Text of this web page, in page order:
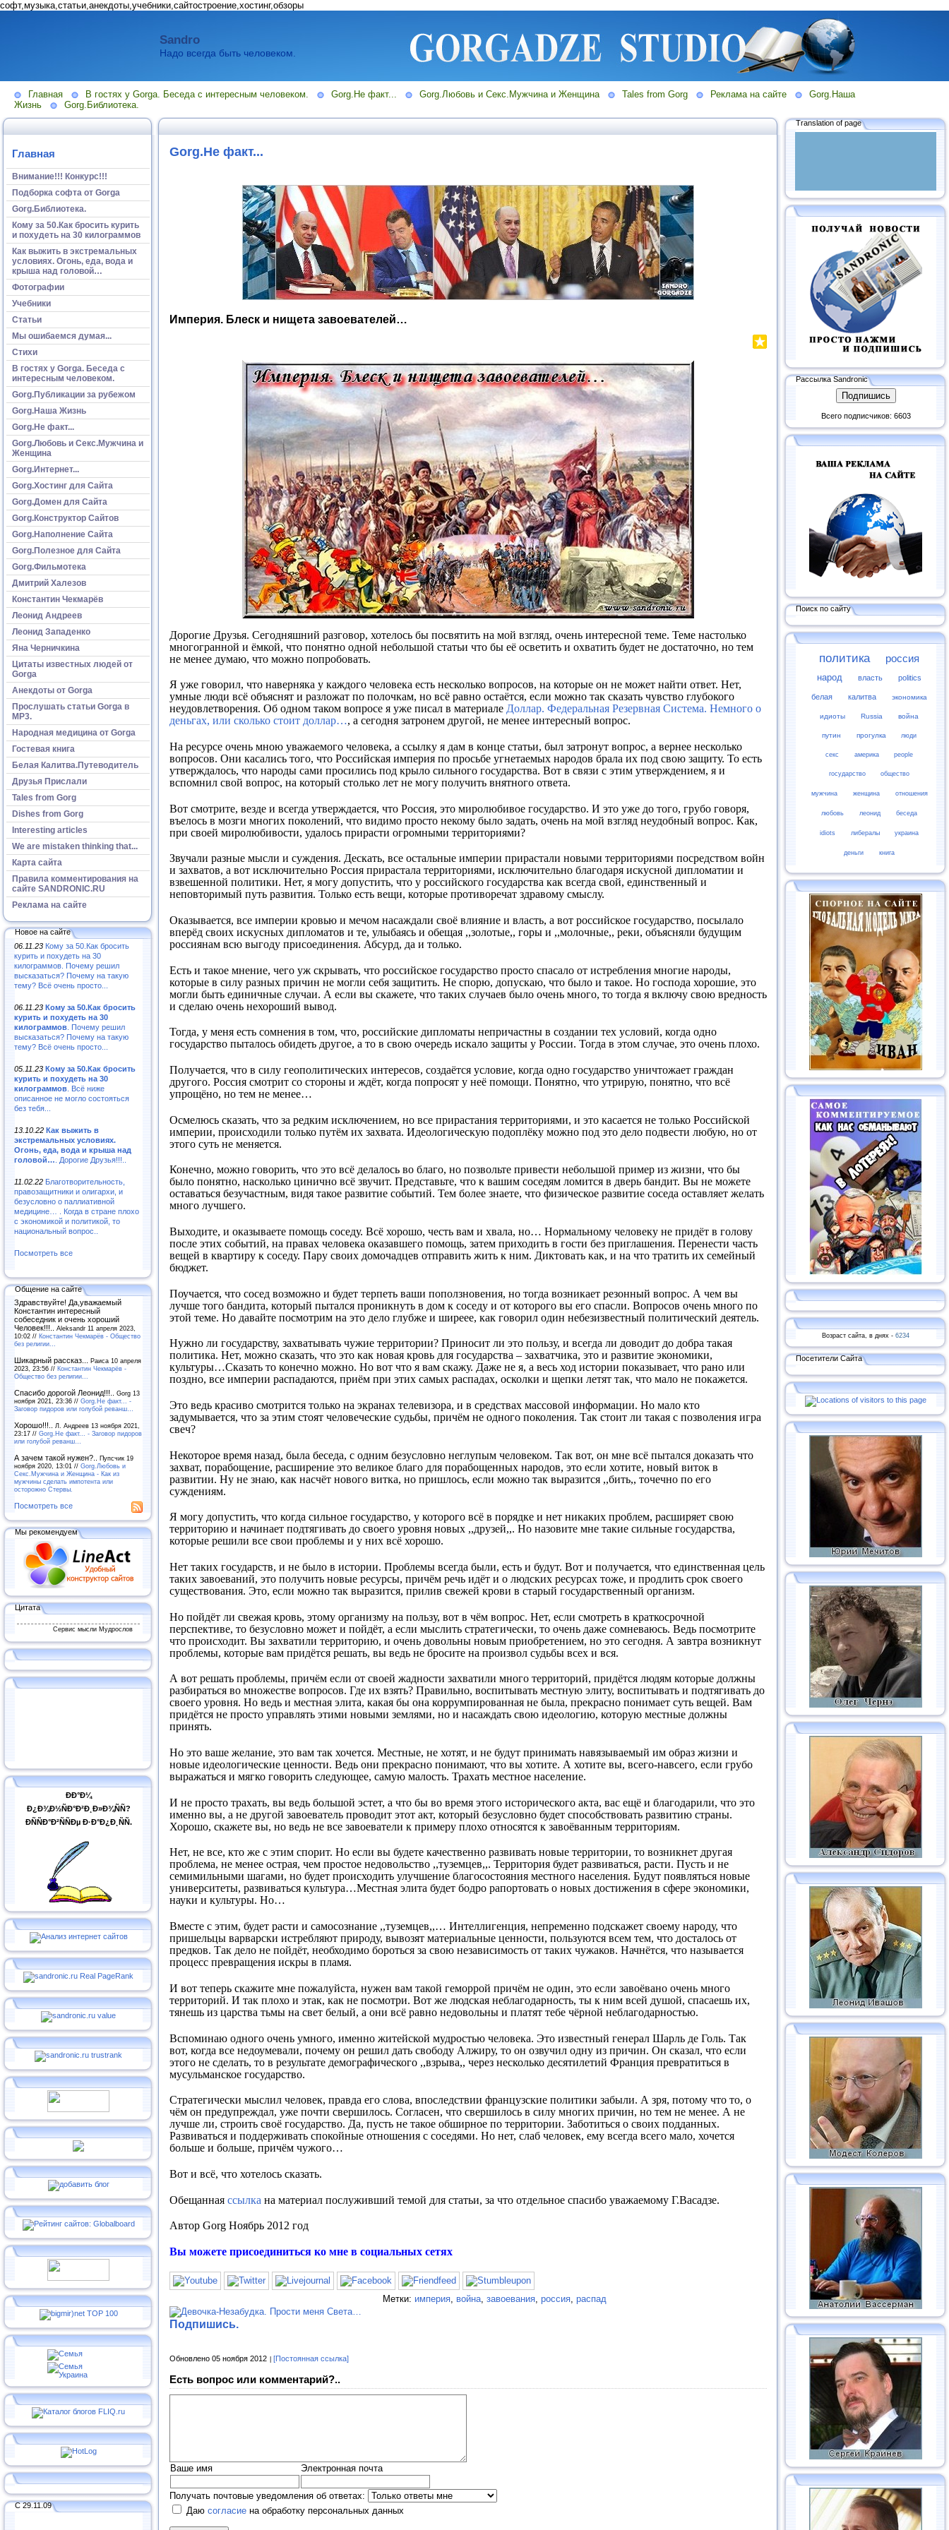
софт,музыка,статьи,анекдоты,учебники,сайтостроение,хостинг,обзоры
Sandro
Надо всегда быть человеком.
Главная В гостях у Gorga. Беседа с интересным человеком. Gorg.Не факт... Gorg.Любовь и Секс.Мужчина и Женщина Tales from Gorg Реклама на сайте
Gorg.Наша
Жизнь
Gorg.Библиотека.
Главная
Внимание!!! Конкурс!!!
Подборка софта от Gorga
Gorg.Библиотека.
Кому за 50.Как бросить курить
и похудеть на 30 килограммов
Как выжить в экстремальных
условиях. Огонь, еда, вода и
крыша над головой…
Фотографии
Учебники
Статьи
Мы ошибаемся думая...
Стихи
В гостях у Gorga. Беседа с
интересным человеком.
Gorg.Публикации за рубежом
Gorg.Наша Жизнь
Gorg.Не факт...
Gorg.Любовь и Секс.Мужчина и
Женщина
Gorg.Интернет...
Gorg.Хостинг для Сайта
Gorg.Домен для Сайта
Gorg.Конструктор Сайтов
Gorg.Наполнение Сайта
Gorg.Полезное для Сайта
Gorg.Фильмотека
Дмитрий Халезов
Константин Чекмарёв
Леонид Андреев
Леонид Западенко
Яна Черничкина
Цитаты известных людей от
Gorga
Анекдоты от Gorga
Прослушать статьи Gorga в
МР3.
Народная медицина от Gorga
Гостевая книга
Белая Калитва.Путеводитель
Друзья Прислали
Tales from Gorg
Dishes from Gorg
Interesting articles
We are mistaken thinking that...
Карта сайта
Правила комментирования на
сайте SANDRONIC.RU
Реклама на сайте
Новое на сайте
06.11.23 Кому за 50.Как бросить
курить и похудеть на 30
килограммов. Почему решил
высказаться? Почему на такую
тему? Всё очень просто...
06.11.23 Кому за 50.Как бросить
курить и похудеть на 30
килограммов . Почему решил
высказаться? Почему на такую
тему? Всё очень просто...
05.11.23 Кому за 50.Как бросить
курить и похудеть на 30
килограммов . Всё ниже
описанное не могло состояться
без тебя...
13.10.22 Как выжить в
экстремальных условиях.
Огонь, еда, вода и крыша над
головой… . Дорогие Друзья!!!..
11.02.22 Благотворительность,
правозащитники и олигархи, и
безусловно о паллиативной
медицине… . Когда в стране плохо
с экономикой и политикой, то
национальный вопрос..
Посмотреть все
Общение на сайте
Здравствуйте! Да,уважаемый
Константин интересный
собеседник и очень хороший
Человек!!!.. Aleksandr 11 апреля 2023,
10:02 // Константин Чекмарёв - Общество
без религии...
Шикарный рассказ... Раиса 10 апреля
2023, 23:56 // Константин Чекмарёв -
Общество без религии...
Спасибо дорогой Леонид!!!.. Gorg 13
ноября 2021, 23:36 // Gorg.Не факт... -
Заговор пидоров или голубой реванш…
Хорошо!!!..
Л. Андреев 13 ноября 2021,
23:17 // Gorg.Не факт... - Заговор пидоров
или голубой реванш…
А зачем такой нужен?.. Пупсчик 19
ноября 2020, 13:01 // Gorg.Любовь и
Секс.Мужчина и Женщина - Как из
мужчины сделать импотента или
осторожно Стервы.
Посмотреть все
Мы рекомендуем
Цитата
Сервис мысли Мудрослов
ÐÐ°Ð¼
Ð¿Ð¾Ð½ÑÐ°Ð²Ð¸Ð»Ð¾ÑÑ?
ÐÑÑÐ°Ð²ÑÑÐµ Ð·Ð°Ð¿Ð¸ÑÑ.
С 29.11.09
Gorg.Не факт...
Империя. Блеск и нищета завоевателей…
Дорогие Друзья. Сегодняшний разговор, хотелось бы посвятить на мой взгляд, очень интересной теме. Теме настолько
многогранной и ёмкой, что понятно одной небольшой статьи что бы её осветить и охватить будет не достаточно, но тем
не менее думаю, что можно попробовать.
Я уже говорил, что наверняка у каждого человека есть несколько вопросов, на которые он не может найти ответ. Нет,
умные люди всё объяснят и разложат по полочкам, но всё равно остаётся, если можно так сказать чувство глубокого
неудовлетворения. Об одном таком вопросе я уже писал в материале Доллар. Федеральная Резервная Система. Немного о
деньгах, или сколько стоит доллар…, а сегодня затронем другой, не менее интересный вопрос.
На ресурсе очень мною уважаемого человека, а ссылку я дам в конце статьи, был затронут вопрос, а вернее несколько
вопросов. Они касались того, что Российская империя по просьбе угнетаемых народов брала их под свою защиту. То есть
утверждалось, что народы сами просились под крыло сильного государства. Вот в связи с этим утверждением, я и
вспомнил свой вопрос, на который столько лет не могу получить внятного ответа.
Вот смотрите, везде и всегда утверждается, что Россия, это миролюбивое государство. И это уже до того, грубо говоря,
въелось в мозги многих поколений, что видимо просто некому было задать, очень на мой взгляд неудобный вопрос. Как,
при своей миролюбивости, удалось прирасти огромными территориями?
Звучали разные мысли и суждения. Дескать, все остальные империи прирастали новыми территориями посредством войн
и захватов, а вот исключительно Россия прирастала территориями, исключительно благодаря искусной дипломатии и
взвешенной политики. Нет, я могу допустить, что у российского государства как всегда свой, единственный и
неповторимый путь развития. Только есть вещи, которые противоречат здравому смыслу.
Оказывается, все империи кровью и мечом насаждали своё влияние и власть, а вот российское государство, посылало
вперёд своих искусных дипломатов и те, улыбаясь и обещая ,,золотые,, горы и ,,молочные,, реки, объясняли будущим
россиянам всю выгоду присоединения. Абсурд, да и только.
Есть и такое мнение, чего уж скрывать, что российское государство просто спасало от истребления многие народы,
которые в силу разных причин не могли себя защитить. Не спорю, допускаю, что было и такое. Но господа хорошие, это
могли быть единичные случаи. А если вы скажете, что таких случаев было очень много, то тогда я включу свою вредность
и сделаю очень нехороший вывод.
Тогда, у меня есть сомнения в том, что, российские дипломаты непричастны в создании тех условий, когда одно
государство пыталось обидеть другое, а то в свою очередь искало защиты у России. Тогда в этом случае, это очень плохо.
Получается, что в силу геополитических интересов, создаётся условие, когда одно государство уничтожает граждан
другого. Россия смотрит со стороны и ждёт, когда попросят у неё помощи. Понятно, что утрирую, понятно, что всё
упрощёно, но тем не менее…
Осмелюсь сказать, что за редким исключением, но все прирастания территориями, и это касается не только Российской
империи, происходили только путём их захвата. Идеологическую подоплёку можно под это дело подвести любую, но от
этого суть не меняется.
Конечно, можно говорить, что это всё делалось во благо, но позвольте привести небольшой пример из жизни, что бы
было понятно, насколько цинично всё звучит. Представьте, что к вашим соседям ломится в дверь бандит. Вы не можете
оставаться безучастным, видя такое развитие событий. Тем более знаете, что физическое развитие соседа оставляет желать
много лучшего.
Выходите, и оказываете помощь соседу. Всё хорошо, честь вам и хвала, но… Нормальному человеку не придёт в голову
после этих событий, на правах человека оказавшего помощь, затем приходить в гости без приглашения. Перенести часть
вещей в квартиру к соседу. Пару своих домочадцев отправить жить к ним. Диктовать как, и на что тратить их семейный
бюджет.
Поучается, что сосед возможно и будет терпеть ваши поползновения, но тогда возникает резонный вопрос. А чем вы
лучше того бандита, который пытался проникнуть в дом к соседу и от которого вы его спасли. Вопросов очень много по
этой теме. Но давайте посмотрим на это дело глубже и ширеее, как говорил один небезизвестный политический деятель.
Нужно ли государству, захватывать чужие территории? Приносит ли это пользу, и всегда ли доводит до добра такая
политика. Нет, можно сказать, что это как новая кровь для государства – захватчика, это и развитие экономики,
культуры…Сказать то конечно можно. Но вот что я вам скажу. Даже не я, а весь ход истории показывает, что рано или
поздно, все империи распадаются, приём при этих самых распадах, осколки и щепки летят так, что мало не покажется.
Это ведь красиво смотрится только на экранах телевизора, и в средствах массовой информации. Но мало кто
задумывается, что за этим стоят человеческие судьбы, причём не одного поколения. Так стоит ли такая с позволения игра
свеч?
Некоторое время назад, была беседа, с одним безусловно неглупым человеком. Так вот, он мне всё пытался доказать что
захват, порабощение, расширение это великое благо для порабощенных народов, это если хотите, новый виток в
развитии. Ну не знаю, как насчёт нового витка, но пришлось, если можно так выразится ,,бить,, точечно по его
суждениям.
Я могу допустить, что когда сильное государство, у которого всё в порядке и нет никаких проблем, расширяет свою
территорию и начинает подтягивать до своего уровня новых ,,друзей,,. Но назовите мне такие сильные государства,
которые решили все свои проблемы и у них всё хорошо.
Нет таких государств, и не было в истории. Проблемы всегда были, есть и будут. Вот и получается, что единственная цель
таких завоеваний, это получить новые ресурсы, причём речь идёт и о людских ресурсах тоже, и продлить срок своего
существования. Это, если можно так выразится, прилив свежей крови в старый государственный организм.
Но пойдёт ли свежая кровь, этому организму на пользу, вот в чём вопрос. Нет, если смотреть в краткосрочной
перспективе, то безусловно может и пойдёт, а если мыслить стратегически, то очень даже сомневаюсь. Ведь посмотрите
что происходит. Вы захватили территорию, и очень довольны новым приобретением, но это сегодня. А завтра возникнут
проблемы, которые вам придётся решать, вы ведь не бросите на произвол судьбы всех и вся.
А вот решать проблемы, причём если от своей жадности захватили много территорий, придётся людям которые должны
разбираться во множестве вопросов. Где их взять? Правильно, воспитывать местную элиту, воспитывать и подтягивать до
своего уровня. Но ведь и местная элита, какая бы она коррумпированная не была, прекрасно понимает суть вещей. Вам
придётся не просто управлять этими новыми землями, но и насаждать свою идеологию, которую местные должны
принять.
Но это ваше желание, это вам так хочется. Местные, не хотят, и не будут принимать навязываемый им образ жизни и
новые идеологические ценности. Ведь они прекрасно понимают, что вы хотите. А хотите вы, всего-навсего, если грубо
выражаться и мягко говорить следующее, самую малость. Трахать местное население.
И не просто трахать, вы ведь большой эстет, а что бы во время этого исторического акта, вас ещё и благодарили, что это
именно вы, а не другой завоеватель проводит этот акт, который безусловно будет способствовать развитию страны.
Хорошо, скажете вы, но ведь не все завоеватели к примеру плохо относятся к завоёванным территориям.
Нет, не все, кто же с этим спорит. Но если вы будете качественно развивать новые территории, то возникнет другая
проблема, не менее острая, чем простое недовольство ,,туземцев,,. Территория будет развиваться, расти. Пусть и не
семимильными шагами, но будет происходить улучшение благосостояния местного населения. Будут появляться новые
университеты, развиваться культура…Местная элита будет бодро рапортовать о новых достижения в сфере экономики,
науки и культуры. Но…
Вместе с этим, будет расти и самосознание ,,туземцев,,… Интеллигенция, непременно подскажет своему народу, что
пришельцы варварски истребляют природу, вывозят материальные ценности, пользуются всем тем, что досталось от
предков. Так дело не пойдёт, необходимо бороться за свою независимость от таких чужаков. Начнётся, что называется
процесс превращения искры в пламя.
И вот теперь скажите мне пожалуйста, нужен вам такой геморрой причём не один, это если завоёвано очень много
территорий. И так плохо и этак, как не посмотри. Вот же людская неблагодарность, ты к ним всей душой, спасаешь их,
тянешь из царства тьмы на свет белый, а они всё равно недовольны и платят тебе чёрной неблагодарностью.
Вспоминаю одного очень умного, именно житейской мудростью человека. Это известный генерал Шарль де Голь. Так
вот, когда все недоумевали, почему он решил дать свободу Алжиру, то он озвучил одну из причин. Он сказал, что если
этого не сделать, то в результате демографического ,,взрыва,, через несколько десятилетий Франция превратиться в
мусульманское государство.
Стратегически мыслил человек, правда его слова, впоследствии французские политики забыли. А зря, потому что то, о
чём он предупреждал, уже почти свершилось. Согласен, что свершилось в силу многих причин, но тем не менее. А не
лучше ли, строить своё государство. Да, пусть не такое обширное по территории. Заботиться о своих подданных.
Развиваться и поддерживать спокойные отношения с соседями. Но нет, слаб человек, ему всегда всего мало, хочется
больше и больше, причём чужого…
Вот и всё, что хотелось сказать.
Обещанная ссылка на материал послуживший темой для статьи, за что отдельное спасибо уважаемому Г.Васадзе.
Автор Gorg Ноябрь 2012 год
Вы можете присоединиться ко мне в социальных сетях
Подпишись.
Метки: империя война завоевания россия распад
Обновлено 05 ноября 2012 [Постоянная ссылка]
Есть вопрос или комментарий?..
Ваше имя Электронная почта
Получать почтовые уведомления об ответах:
Даю согласие на обработку персональных данных
Translation of page
Рассылка Sandronic
Всего подписчиков: 6603
Поиск по сайту
политика россия
народ власть politics
белая калитва экономика
идиоты Russia война
путин прогулка люди
секс америка people
государство общество
мужчина женщина отношения
любовь леонид беседа
idiots либералы украина
деньги книга
Возраст сайта, в днях - 6234
Посетители Сайта